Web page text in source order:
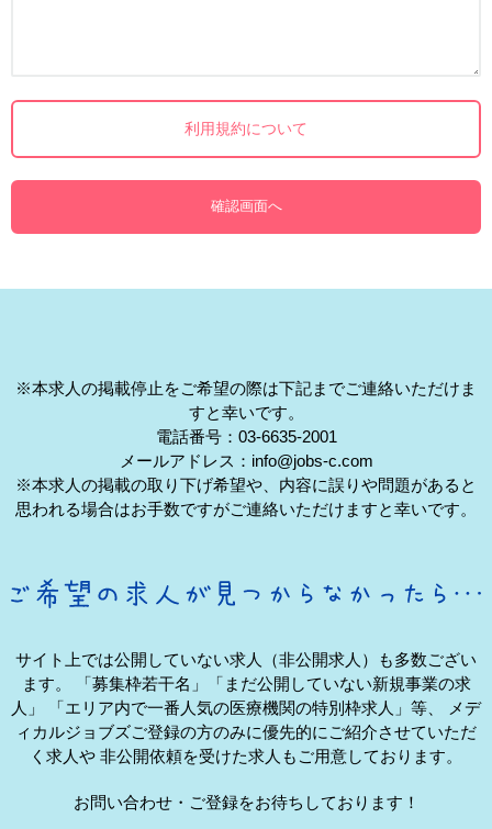
利用規約について
※本求人の掲載停止をご希望の際は下記までご連絡いただけま
すと幸いです。
電話番号：03-6635-2001
メールアドレス：info@jobs-c.com
※本求人の掲載の取り下げ希望や、内容に誤りや問題があると
思われる場合はお手数ですがご連絡いただけますと幸いです。
サイト上では公開していない求人（非公開求人）も多数ござい
ます。
「募集枠若干名」「まだ公開していない新規事業の求
人」
「エリア内で一番人気の医療機関の特別枠求人」等、
メデ
ィカルジョブズご登録の方のみに優先的にご紹介させていただ
く求人や 非公開依頼を受けた求人もご用意しております。
お問い合わせ・ご登録をお待ちしております！